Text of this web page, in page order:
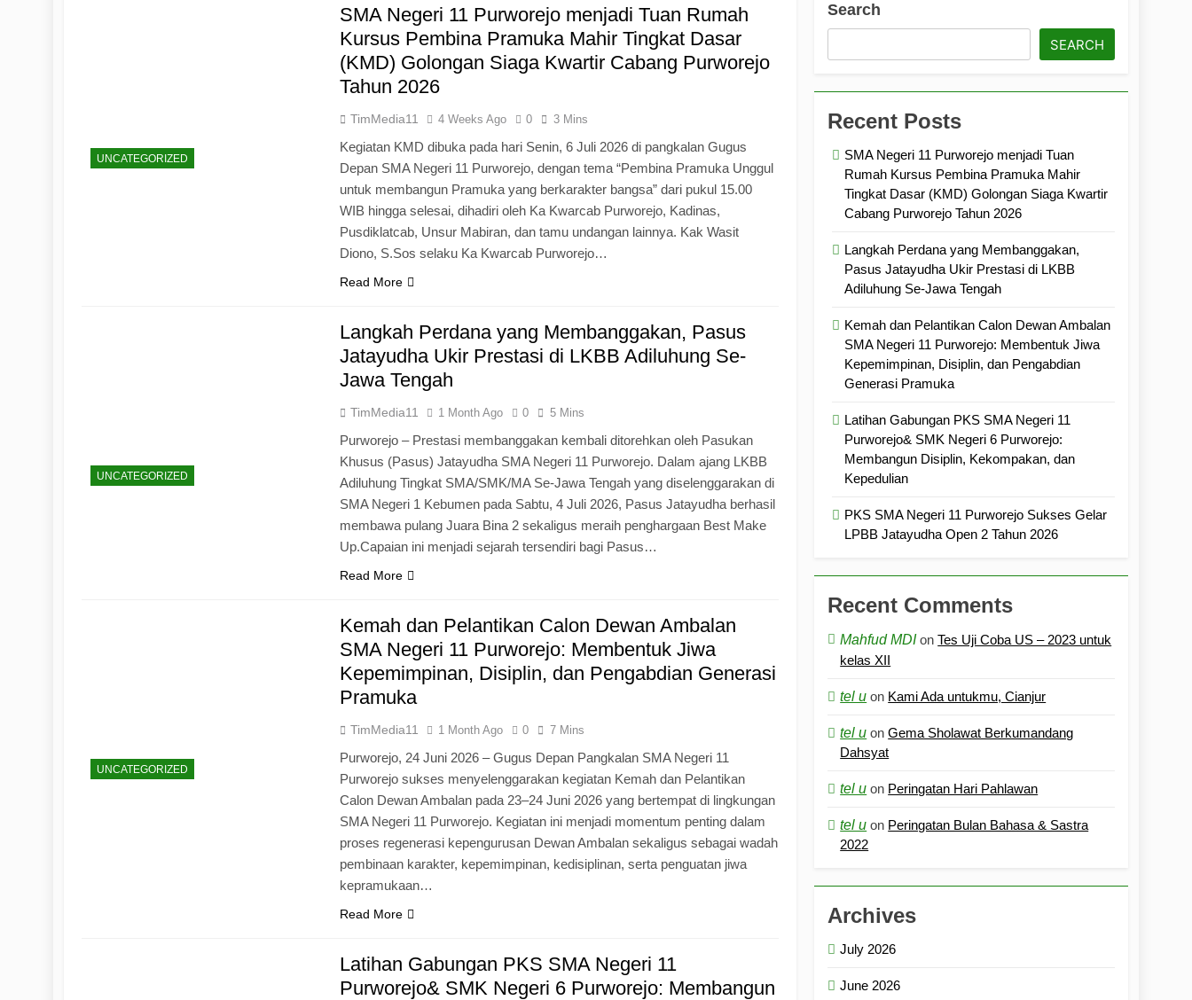
Pengabdian Generasi Pramuka
UNCATEGORIZED
SMA Negeri 11 Purworejo menjadi Tuan Rumah
Kursus Pembina Pramuka Mahir Tingkat Dasar
(KMD) Golongan Siaga Kwartir Cabang Purworejo
Tahun 2026
TimMedia11 4 Weeks Ago 0 3 Mins
Kegiatan KMD dibuka pada hari Senin, 6 Juli 2026 di pangkalan Gugus
Depan SMA Negeri 11 Purworejo, dengan tema “Pembina Pramuka Unggul
untuk membangun Pramuka yang berkarakter bangsa” dari pukul 15.00
WIB hingga selesai, dihadiri oleh Ka Kwarcab Purworejo, Kadinas,
Pusdiklatcab, Unsur Mabiran, dan tamu undangan lainnya. Kak Wasit
Diono, S.Sos selaku Ka Kwarcab Purworejo…
Read More
UNCATEGORIZED
Langkah Perdana yang Membanggakan, Pasus
Jatayudha Ukir Prestasi di LKBB Adiluhung Se-
Jawa Tengah
TimMedia11 1 Month Ago 0 5 Mins
Purworejo – Prestasi membanggakan kembali ditorehkan oleh Pasukan
Khusus (Pasus) Jatayudha SMA Negeri 11 Purworejo. Dalam ajang LKBB
Adiluhung Tingkat SMA/SMK/MA Se-Jawa Tengah yang diselenggarakan di
SMA Negeri 1 Kebumen pada Sabtu, 4 Juli 2026, Pasus Jatayudha berhasil
membawa pulang Juara Bina 2 sekaligus meraih penghargaan Best Make
Up.Capaian ini menjadi sejarah tersendiri bagi Pasus…
Read More
UNCATEGORIZED
Kemah dan Pelantikan Calon Dewan Ambalan
SMA Negeri 11 Purworejo: Membentuk Jiwa
Kepemimpinan, Disiplin, dan Pengabdian Generasi
Pramuka
TimMedia11 1 Month Ago 0 7 Mins
Purworejo, 24 Juni 2026 – Gugus Depan Pangkalan SMA Negeri 11
Purworejo sukses menyelenggarakan kegiatan Kemah dan Pelantikan
Calon Dewan Ambalan pada 23–24 Juni 2026 yang bertempat di lingkungan
SMA Negeri 11 Purworejo. Kegiatan ini menjadi momentum penting dalam
proses regenerasi kepengurusan Dewan Ambalan sekaligus sebagai wadah
pembinaan karakter, kepemimpinan, kedisiplinan, serta penguatan jiwa
kepramukaan…
Read More
Latihan Gabungan PKS SMA Negeri 11
Purworejo& SMK Negeri 6 Purworejo: Membangun
Search
SEARCH
Recent Posts
SMA Negeri 11 Purworejo menjadi Tuan
Rumah Kursus Pembina Pramuka Mahir
Tingkat Dasar (KMD) Golongan Siaga Kwartir
Cabang Purworejo Tahun 2026
Langkah Perdana yang Membanggakan,
Pasus Jatayudha Ukir Prestasi di LKBB
Adiluhung Se-Jawa Tengah
Kemah dan Pelantikan Calon Dewan Ambalan
SMA Negeri 11 Purworejo: Membentuk Jiwa
Kepemimpinan, Disiplin, dan Pengabdian
Generasi Pramuka
Latihan Gabungan PKS SMA Negeri 11
Purworejo& SMK Negeri 6 Purworejo:
Membangun Disiplin, Kekompakan, dan
Kepedulian
PKS SMA Negeri 11 Purworejo Sukses Gelar
LPBB Jatayudha Open 2 Tahun 2026
Recent Comments
Mahfud MDIonTes Uji Coba US – 2023 untuk
kelas XII
tel u on Kami Ada untukmu, Cianjur
tel u onGema Sholawat Berkumandang
Dahsyat
tel u on Peringatan Hari Pahlawan
tel u on Peringatan Bulan Bahasa & Sastra
2022
Archives
July 2026
June 2026